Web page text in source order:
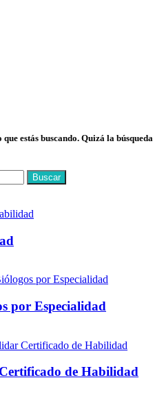
estás buscando. Quizá la búsqueda
por Especialidad
de Habilidad